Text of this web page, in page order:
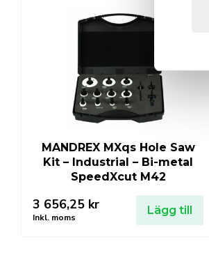
MANDREX MXqs Hole Saw
Kit – Industrial – Bi-metal
SpeedXcut M42
3 656,25 kr
Inkl. moms
Lägg till